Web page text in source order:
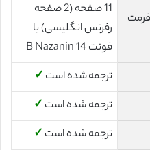
11 صفحه (2 صفحه
رفرنس انگلیسی) با
فونت 14 B Nazanin
ترجمه شده است ✓
ترجمه شده است ✓
ترجمه شده است ✓